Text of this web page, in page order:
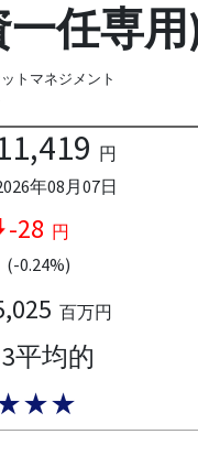
任専用
トマネジメント
円
年08月07日
-28 円
(-0.24%)
百万円
3平均的